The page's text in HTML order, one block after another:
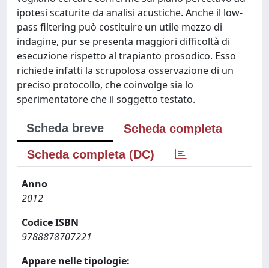
ipotesi scaturite da analisi acustiche. Anche il low-
pass filtering può costituire un utile mezzo di
indagine, pur se presenta maggiori difficoltà di
esecuzione rispetto al trapianto prosodico. Esso
richiede infatti la scrupolosa osservazione di un
preciso protocollo, che coinvolge sia lo
sperimentatore che il soggetto testato.
Scheda breve
Scheda completa
Scheda completa (DC)
Anno
2012
Codice ISBN
9788878707221
Appare nelle tipologie: